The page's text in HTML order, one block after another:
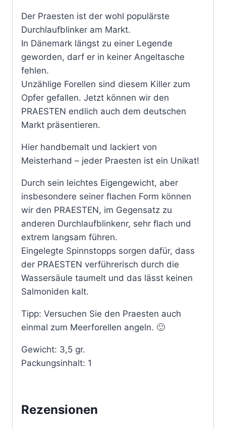
Der Praesten ist der wohl populärste
Durchlaufblinker am Markt.
In Dänemark längst zu einer Legende
geworden, darf er in keiner Angeltasche
fehlen.
Unzählige Forellen sind diesem Killer zum
Opfer gefallen. Jetzt können wir den
PRAESTEN endlich auch dem deutschen
Markt präsentieren.
Hier handbemalt und lackiert von
Meisterhand – jeder Praesten ist ein Unikat!
Durch sein leichtes Eigengewicht, aber
insbesondere seiner flachen Form können
wir den PRAESTEN, im Gegensatz zu
anderen Durchlaufblinkenr, sehr flach und
extrem langsam führen.
Eingelegte Spinnstopps sorgen dafür, dass
der PRAESTEN verführerisch durch die
Wassersäule taumelt und das lässt keinen
Salmoniden kalt.
Tipp: Versuchen Sie den Praesten auch
einmal zum Meerforellen angeln. 🙂
Gewicht: 3,5 gr.
Packungsinhalt: 1
Rezensionen